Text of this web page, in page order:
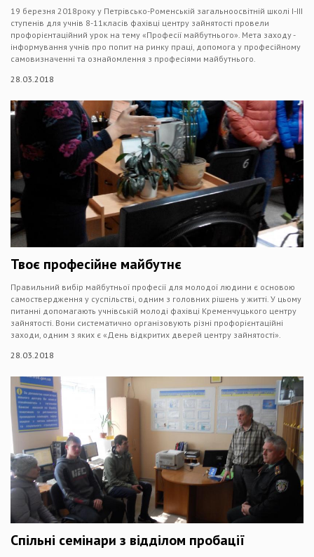
19 березня 2018року у Петрівсько-Роменській загальноосвітній школі І-ІІІ
ступенів для учнів 8-11класів фахівці центру зайнятості провели
профорієнтаційний урок на тему «Професії майбутнього». Мета заходу -
інформування учнів про попит на ринку праці, допомога у професійному
самовизначенні та ознайомлення з професіями майбутнього.
28.03.2018
Твоє професійне майбутнє
Правильний вибір майбутньої професії для молодої людини є основою
самоствердження у суспільстві, одним з головних рішень у житті. У цьому
питанні допомагають учнівській молоді фахівці Кременчуцького центру
зайнятості. Вони систематично організовують різні профорієнтаційні
заходи, одним з яких є «День відкритих дверей центру зайнятості».
28.03.2018
Спільні семінари з відділом пробації